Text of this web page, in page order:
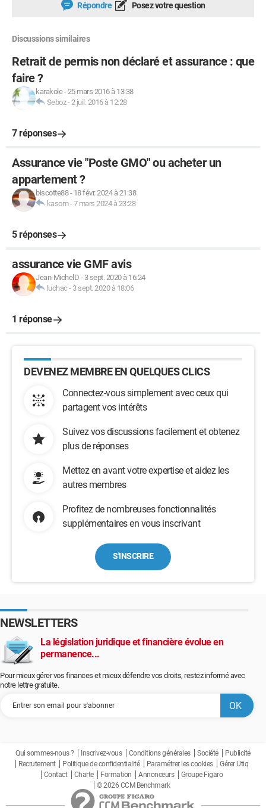
Répondre Posez votre question
Discussions similaires
Retrait de permis non déclaré et assurance : que
faire ?
karakole-25 mars 2016 à 13:38
Seboz-2 juil. 2016 à 12:28
7 réponses
Assurance vie "Poste GMO" ou acheter un
appartement ?
biscotte88- 18 févr. 2024 à 21:38
kasom-7 mars 2024 à 23:28
5 réponses
assurance vie GMF avis
Jean-MichelD - 3 sept. 2020 à 16:24
luchac - 3 sept. 2020 à 18:06
1 réponse
DEVENEZ MEMBRE EN QUELQUES CLICS
Connectez-vous simplement avec ceux qui
partagent vos intérêts
Suivez vos discussions facilement et obtenez
plus de réponses
Mettez en avant votre expertise et aidez les
autres membres
Profitez de nombreuses fonctionnalités
supplémentaires en vous inscrivant
S'INSCRIRE
NEWSLETTERS
La législation juridique et financière évolue en
permanence...
Pour mieux gérer vos finances et mieux défendre vos droits, restez informé avec
notre lettre gratuite.
Qui sommes-nous ? Inscrivez-vous Conditions générales Société
Publicité
Recrutement
Politique de confidentialité Paramétrer les cookies
Gérer Utiq
Contact
Charte Formation Annonceurs
Groupe Figaro
© 2026 CCM Benchmark